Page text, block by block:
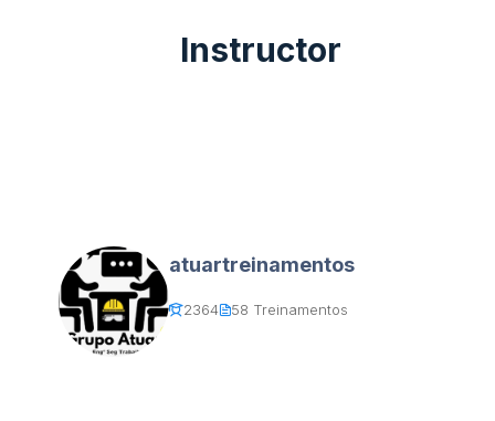
Instructor
atuartreinamentos
2364 58 Treinamentos